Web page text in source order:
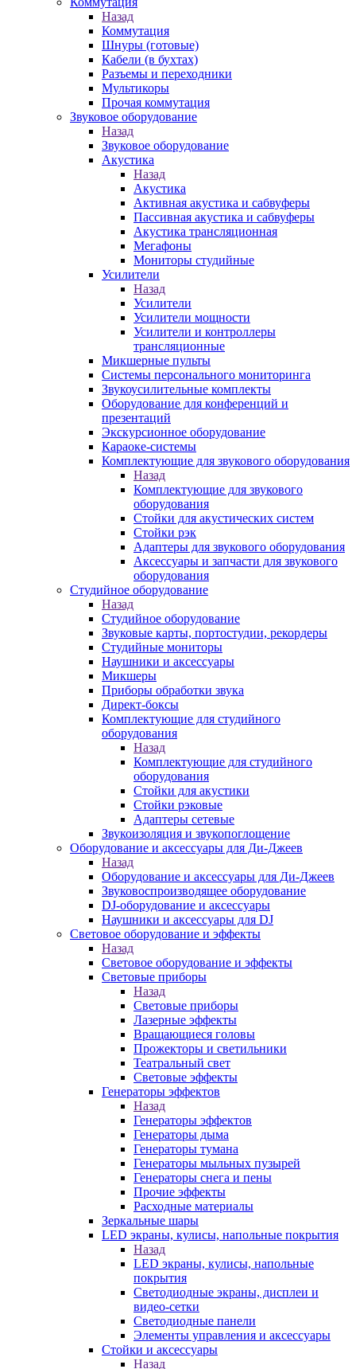
Назад
Коммутация
Шнуры (готовые)
Кабели (в бухтах)
Разъемы и переходники
Мультикоры
Прочая коммутация
Звуковое оборудование
Назад
Звуковое оборудование
Акустика
Назад
Акустика
Активная акустика и сабвуферы
Пассивная акустика и сабвуферы
Акустика трансляционная
Мегафоны
Мониторы студийные
Усилители
Назад
Усилители
Усилители мощности
Усилители и контроллеры
трансляционные
Микшерные пульты
Системы персонального мониторинга
Звукоусилительные комплекты
Оборудование для конференций и
презентаций
Экскурсионное оборудование
Караоке-системы
Комплектующие для звукового оборудования
Назад
Комплектующие для звукового
оборудования
Стойки для акустических систем
Стойки рэк
Адаптеры для звукового оборудования
Аксессуары и запчасти для звукового
оборудования
Студийное оборудование
Назад
Студийное оборудование
Звуковые карты, портостудии, рекордеры
Студийные мониторы
Наушники и аксессуары
Микшеры
Приборы обработки звука
Директ-боксы
Комплектующие для студийного
оборудования
Назад
Комплектующие для студийного
оборудования
Стойки для акустики
Стойки рэковые
Адаптеры сетевые
Звукоизоляция и звукопоглощение
Оборудование и аксессуары для Ди-Джеев
Назад
Оборудование и аксессуары для Ди-Джеев
Звуковоспроизводящее оборудование
DJ-оборудование и аксессуары
Наушники и аксессуары для DJ
Световое оборудование и эффекты
Назад
Световое оборудование и эффекты
Световые приборы
Назад
Световые приборы
Лазерные эффекты
Вращающиеся головы
Прожекторы и светильники
Театральный свет
Световые эффекты
Генераторы эффектов
Назад
Генераторы эффектов
Генераторы дыма
Генераторы тумана
Генераторы мыльных пузырей
Генераторы снега и пены
Прочие эффекты
Расходные материалы
Зеркальные шары
LED экраны, кулисы, напольные покрытия
Назад
LED экраны, кулисы, напольные
покрытия
Светодиодные экраны, дисплеи и
видео-сетки
Светодиодные панели
Элементы управления и аксессуары
Стойки и аксессуары
Назад